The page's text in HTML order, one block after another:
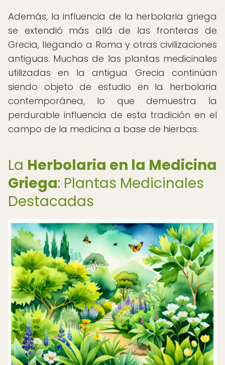
Además, la influencia de la herbolaria griega
se extendió más allá de las fronteras de
Grecia, llegando a Roma y otras civilizaciones
antiguas. Muchas de las plantas medicinales
utilizadas en la antigua Grecia continúan
siendo objeto de estudio en la herbolaria
contemporánea, lo que demuestra la
perdurable influencia de esta tradición en el
campo de la medicina a base de hierbas.
La Herbolaria en la Medicina
Griega: Plantas Medicinales
Destacadas